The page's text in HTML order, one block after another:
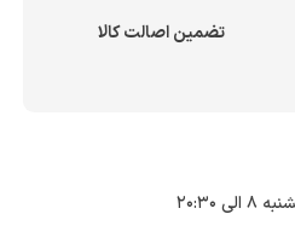
تضمین اصالت کالا